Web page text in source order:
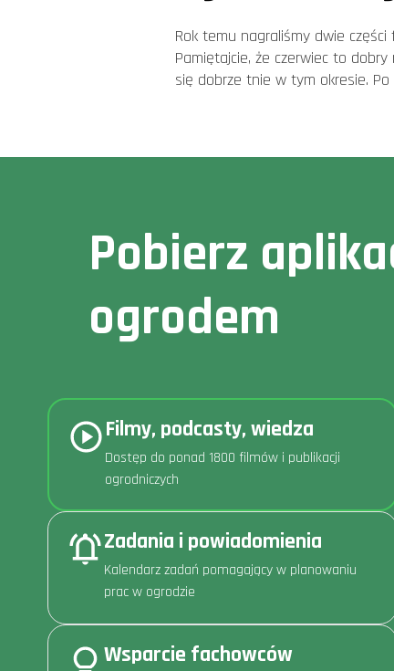
Rok temu nagraliśmy dwie
Pamiętajcie, że czerwiec to
się dobrze tnie w tym okresie.
Pobierz
ogrodem
Filmy, podcasty, wiedza
Dostęp do ponad 1800 filmów i publikacji
ogrodniczych
Zadania i powiadomienia
Kalendarz zadań pomagający w planowaniu
prac w ogrodzie
Wsparcie fachowców